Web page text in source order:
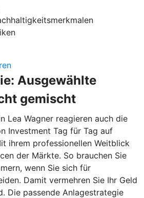
Ausgewählte
gemischt
Lea Wagner reagieren auch die
Investment Tag für Tag auf
ihrem professionellen Weitblick
der Märkte. So brauchen Sie
wenn Sie sich für
Damit vermehren Sie Ihr Geld
Die passende Anlagestrategie